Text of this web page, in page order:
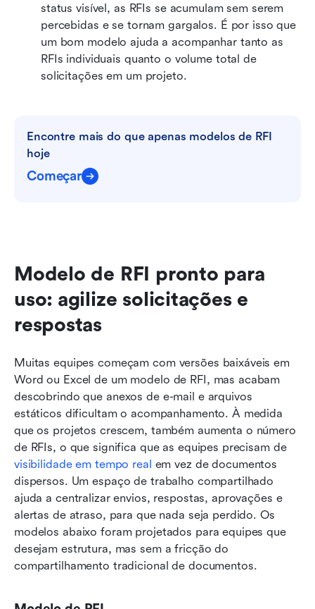
status visível, as RFIs se acumulam sem serem
percebidas e se tornam gargalos. É por isso que
um bom modelo ajuda a acompanhar tanto as
RFIs individuais quanto o volume total de
solicitações em um projeto.
Encontre mais do que apenas modelos de RFI
hoje
Começar
Modelo de RFI pronto para
uso: agilize solicitações e
respostas
Muitas equipes começam com versões baixáveis em
Word ou Excel de um modelo de RFI, mas acabam
descobrindo que anexos de e-mail e arquivos
estáticos dificultam o acompanhamento. À medida
que os projetos crescem, também aumenta o número
de RFIs, o que significa que as equipes precisam de
visibilidade em tempo real em vez de documentos
dispersos. Um espaço de trabalho compartilhado
ajuda a centralizar envios, respostas, aprovações e
alertas de atraso, para que nada seja perdido. Os
modelos abaixo foram projetados para equipes que
desejam estrutura, mas sem a fricção do
compartilhamento tradicional de documentos.